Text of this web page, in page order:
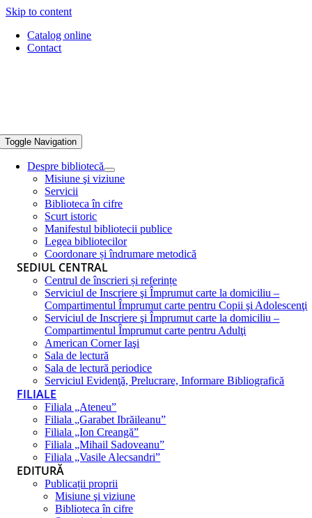
Skip to content
Catalog online
Contact
Toggle Navigation
Despre bibliotecă
Misiune şi viziune
Servicii
Biblioteca în cifre
Scurt istoric
Manifestul bibliotecii publice
Legea bibliotecilor
Coordonare și îndrumare metodică
SEDIUL CENTRAL
Centrul de înscrieri și referințe
Serviciul de Inscriere şi Împrumut carte la domiciliu –
Compartimentul Împrumut carte pentru Copii şi Adolescenţi
Serviciul de Inscriere şi Împrumut carte la domiciliu –
Compartimentul Împrumut carte pentru Adulţi
American Corner Iaşi
Sala de lectură
Sala de lectură periodice
Serviciul Evidenţă, Prelucrare, Informare Bibliografică
FILIALE
Filiala „Ateneu”
Filiala „Garabet Ibrăileanu”
Filiala „Ion Creangă”
Filiala „Mihail Sadoveanu”
Filiala „Vasile Alecsandri”
EDITURĂ
Publicații proprii
Misiune şi viziune
Biblioteca în cifre